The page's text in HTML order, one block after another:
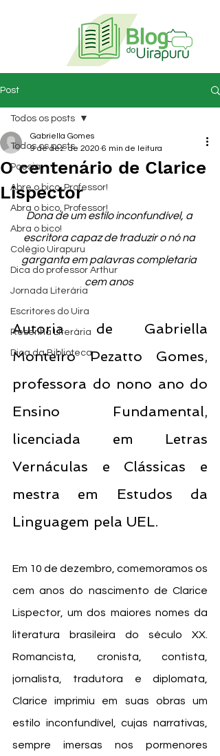
Post
Todos os posts
Poesia
Abre o bico, Professor!
Abra o bico, Professor!
Abra o bico!
Colégio Uirapuru
Dica do professor Arthur
Jornada Literária
Escritores do Uira
Resenha Literária
Dica da Biblioteca
Todos os posts
O centenário de Clarice
Lispector
Gabriella Gomes
9 de dez. de 2020 6 min de leitura
Dona de um estilo inconfundível, a
escritora capaz de traduzir o nó na
garganta em palavras completaria
cem anos
Autoria de Gabriella
Monteiro Pezatto Gomes,
professora do nono ano do
Ensino Fundamental,
licenciada em Letras
Vernáculas e Clássicas e
mestra em Estudos da
Linguagem pela UEL.
Em 10 de dezembro, comemoramos os
cem anos do nascimento de Clarice
Lispector, um dos maiores nomes da
literatura brasileira do século XX.
Romancista, cronista, contista,
jornalista, tradutora e diplomata,
Clarice imprimiu em suas obras um
estilo inconfundível, cujas narrativas,
sempre imersas nos pormenores